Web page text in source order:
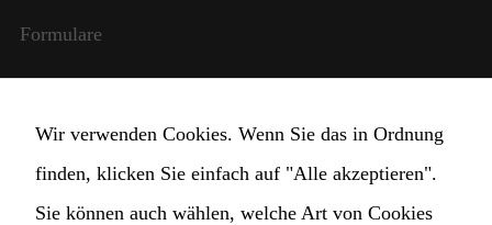
Formulare
StudentInnen und Lehrpersonal
Transparente Verwaltung
Wir verwenden Cookies. Wenn Sie das in Ordnung
finden, klicken Sie einfach auf "Alle akzeptieren".
Sie können auch wählen, welche Art von Cookies
Damit wir die
Funktionalität
Struktur der